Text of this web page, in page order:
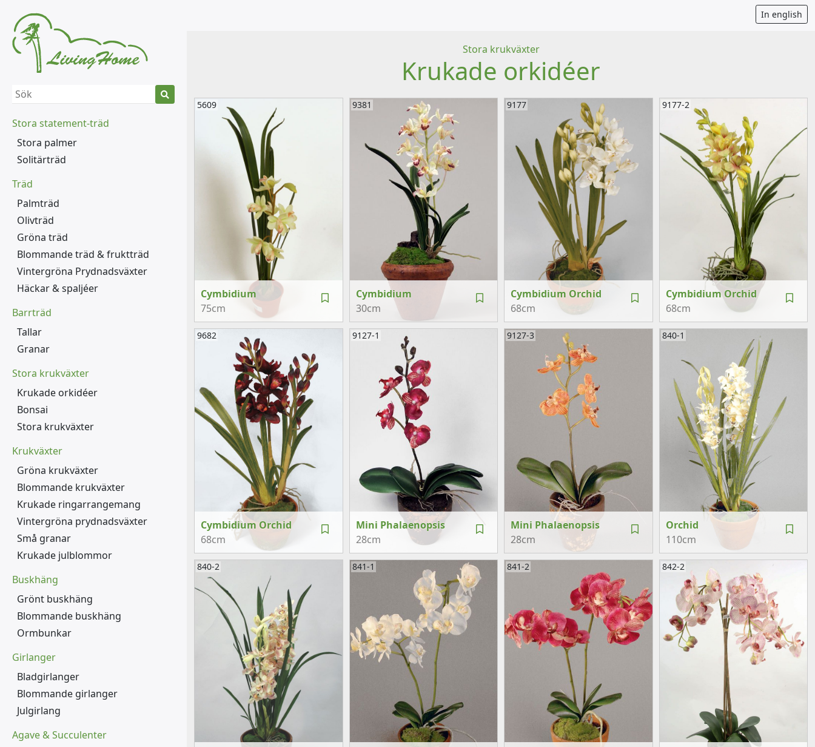
In english
Stora statement-träd
Stora palmer
Solitärträd
Träd
Palmträd
Olivträd
Gröna träd
Blommande träd & fruktträd
Vintergröna Prydnadsväxter
Häckar & spaljéer
Barrträd
Tallar
Granar
Stora krukväxter
Krukade orkidéer
Bonsai
Stora krukväxter
Krukväxter
Gröna krukväxter
Blommande krukväxter
Krukade ringarrangemang
Vintergröna prydnadsväxter
Små granar
Krukade julblommor
Buskhäng
Grönt buskhäng
Blommande buskhäng
Ormbunkar
Girlanger
Bladgirlanger
Blommande girlanger
Julgirlang
Agave & Succulenter
Stora krukväxter
Krukade orkidéer
Cymbidium
75cm
5609
Cymbidium
30cm
9381
Cymbidium Orchid
68cm
9177
Cymbidium Orchid
68cm
9177-2
Cymbidium Orchid
68cm
9682
Mini Phalaenopsis
28cm
9127-1
Mini Phalaenopsis
28cm
9127-3
Orchid
110cm
840-1
840-2 841-1 841-2 842-2